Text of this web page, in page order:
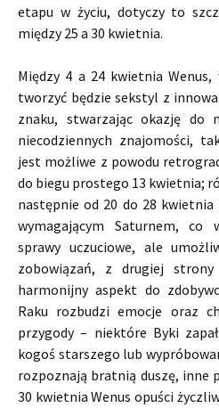
etapu w życiu, dotyczy to
między 25 a 30 kwietnia.
Między 4 a 24 kwietnia Wenus,
tworzyć będzie sekstyl z
znaku, stwarzając okazję do
niecodziennych znajomości,
jest możliwe z powodu
do biegu prostego 13 kwietnia;
następnie od 20 do 28
wymagającym Saturnem, co
sprawy uczuciowe, ale
zobowiązań, z drugiej
harmonijny aspekt do
Raku rozbudzi emocje oraz
przygody – niektóre Byki
kogoś starszego lub
rozpoznają bratnią duszę, inne
30 kwietnia Wenus opuści